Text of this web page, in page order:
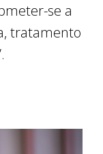
se a
tratamento